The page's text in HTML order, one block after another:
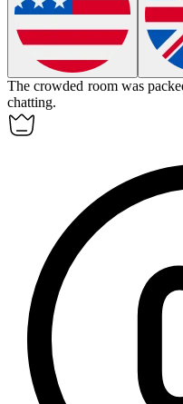
Thecrowded room was
chatting.